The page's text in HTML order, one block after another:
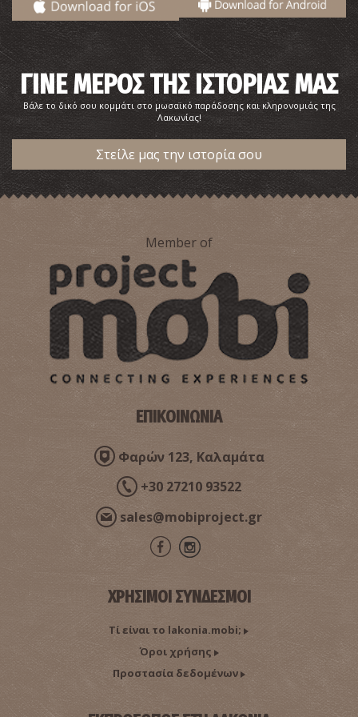
Ιερό Διός Καππώτα
ΑΡΧΑΙΟΙ ΧΡΟΝΟΙ
Ρωμαϊκό Νεκροταφείο στο Γύθειο
ΑΡΧΑΙΟΙ ΧΡΟΝΟΙ ~4Km
Πύργος Τζαννετάκη-Ιστορικό και Εθνολογικό Μουσείο
Γυθείου
ΓΙΝΕ ΜΕΡΟΣ ΤΗΣ ΙΣΤΟΡΙΑΣ ΜΑΣ
Βάλε το δικό σου κομμάτι στο μωσαϊκό παράδοσης και κληρονομιάς της
Λακωνίας!
Στείλε μας την ιστορία σου
Member of
ΕΠΙΚΟΙΝΩΝΙΑ
Φαρών 123, Καλαμάτα
+30 27210 93522
sales@mobiproject.gr
ΧΡΗΣΙΜΟΙ ΣΥΝΔΕΣΜΟΙ
Τί είναι το lakonia.mobi;
Όροι χρήσης
Προστασία δεδομένων